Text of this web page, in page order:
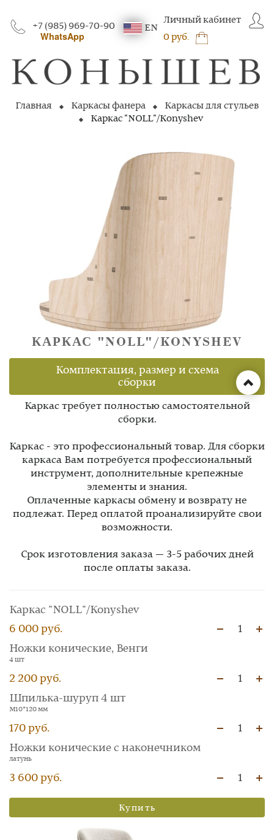
+7 (985) 969-70-90
WhatsApp
EN
Личный кабинет
0 руб.
Главная Каркасы фанера
Каркасы для стульев
Каркас "NOLL"/Konyshev
КАРКАС "NOLL"/KONYSHEV
Комплектация, размер и схема
сборки
Каркас требует полностью самостоятельной
сборки.
Каркас - это профессиональный товар. Для сборки
каркаса Вам потребуется профессиональный
инструмент, дополнительные крепежные
элементы и знания.
Оплаченные каркасы обмену и возврату не
подлежат. Перед оплатой проанализируйте свои
возможности.
Срок изготовления заказа — 3-5 рабочих дней
после оплаты заказа.
Каркас "NOLL"/Konyshev
6 000 руб.
1
Ножки конические, Венги
4 шт
2 200 руб.
1
Шпилька-шуруп 4 шт
М10*120 мм
170 руб.
1
Ножки конические с наконечником
латунь
3 600 руб. 1
Купить